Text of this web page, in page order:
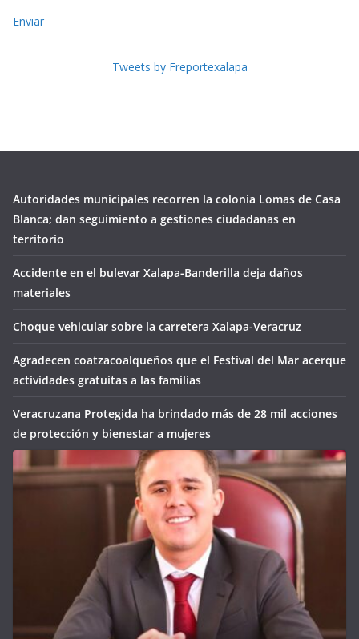
Enviar
Tweets by Freportexalapa
Autoridades municipales recorren la colonia Lomas de Casa
Blanca; dan seguimiento a gestiones ciudadanas en
territorio
Accidente en el bulevar Xalapa-Banderilla deja daños
materiales
Choque vehicular sobre la carretera Xalapa-Veracruz
Agradecen coatzacoalqueños que el Festival del Mar acerque
actividades gratuitas a las familias
Veracruzana Protegida ha brindado más de 28 mil acciones
de protección y bienestar a mujeres